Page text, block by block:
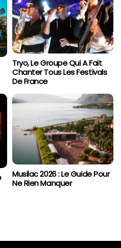
Tryo, Le Groupe Qui A Fait
Chanter Tous Les Festivals
De France
Musilac 2026 : Le Guide Pour
Ne Rien Manquer